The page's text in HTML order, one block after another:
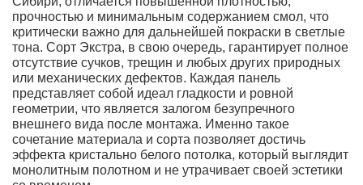
прочностью и минимальным содержанием смол, что
критически важно для дальнейшей покраски в светлые
тона. Сорт Экстра, в свою очередь, гарантирует полное
отсутствие сучков, трещин и любых других природных
или механических дефектов. Каждая панель
представляет собой идеал гладкости и ровной
геометрии, что является залогом безупречного
внешнего вида после монтажа. Именно такое
сочетание материала и сорта позволяет достичь
эффекта кристально белого потолка, который выглядит
монолитным полотном и не утрачивает своей эстетики